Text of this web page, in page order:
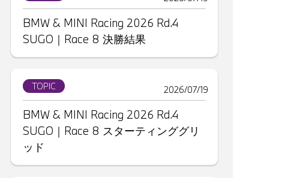
BMW & MINI Racing 2026 Rd.4
SUGO｜Race 8 決勝結果
TOPIC 2026/07/19
BMW & MINI Racing 2026 Rd.4
SUGO｜Race 8 スターティンググリ
ッド